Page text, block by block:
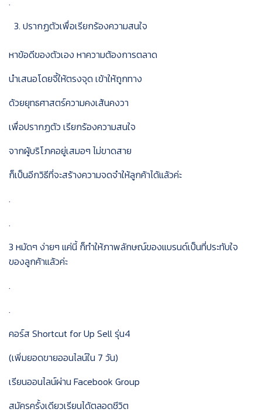
ปรากฏตัวเพื่อเรียกร้องความสนใจ
หาข้อดีของตัวเอง หาความต้องการตลาด
นำเสนอโดยจี้ให้ตรงจุด เข้าให้ถูกทาง
ด้วยยุทธศาสตร์ความคงเส้นคงวา
เพื่อปรากฏตัว เรียกร้องความสนใจ
จากผู้บริโภคอยู่เสมอๆ ไม่ขาดสาย
ก็เป็นอีกวิธีที่จะสร้างความจดจำให้ลูกค้าได้แล้วค่ะ
.
.
3 หมัดๆ ง่ายๆ แค่นี้ ก็ทำให้ภาพลักษณ์ของแบรนด์เป็นที่ประทับใจ
ของลูกค้าแล้วค่ะ
.
.
คอร์ส Shortcut for Up Sell รุ่น4
(เพิ่มยอดขายออนไลน์ใน 7 วัน)
เรียนออนไลน์ผ่าน Facebook Group
สมัครครั้งเดียวเรียนได้ตลอดชีวิต